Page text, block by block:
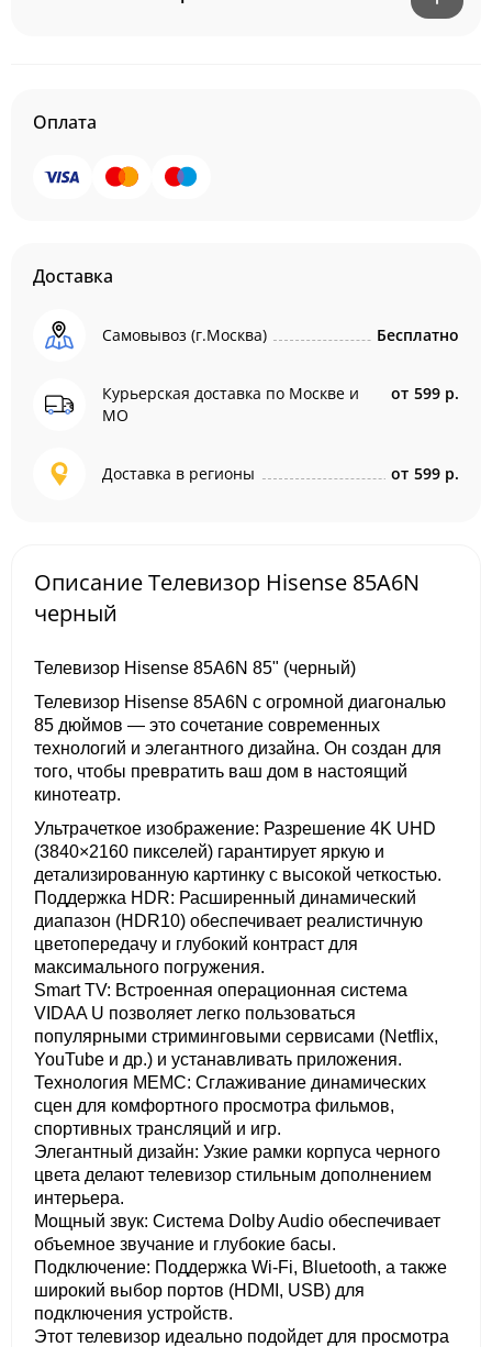
Оплата
Доставка
Самовывоз (г.Москва) Бесплатно
Курьерская доставка по Москве и
МО
от 599 р.
Доставка в регионы от 599 р.
Описание Телевизор Hisense 85A6N
черный
Телевизор Hisense 85A6N 85" (черный)
Телевизор Hisense 85A6N с огромной диагональю
85 дюймов — это сочетание современных
технологий и элегантного дизайна. Он создан для
того, чтобы превратить ваш дом в настоящий
кинотеатр.
Ультрачеткое изображение: Разрешение 4K UHD
(3840×2160 пикселей) гарантирует яркую и
детализированную картинку с высокой четкостью.
Поддержка HDR: Расширенный динамический
диапазон (HDR10) обеспечивает реалистичную
цветопередачу и глубокий контраст для
максимального погружения.
Smart TV: Встроенная операционная система
VIDAA U позволяет легко пользоваться
популярными стриминговыми сервисами (Netflix,
YouTube и др.) и устанавливать приложения.
Технология MEMC: Сглаживание динамических
сцен для комфортного просмотра фильмов,
спортивных трансляций и игр.
Элегантный дизайн: Узкие рамки корпуса черного
цвета делают телевизор стильным дополнением
интерьера.
Мощный звук: Система Dolby Audio обеспечивает
объемное звучание и глубокие басы.
Подключение: Поддержка Wi-Fi, Bluetooth, а также
широкий выбор портов (HDMI, USB) для
подключения устройств.
Этот телевизор идеально подойдет для просмотра